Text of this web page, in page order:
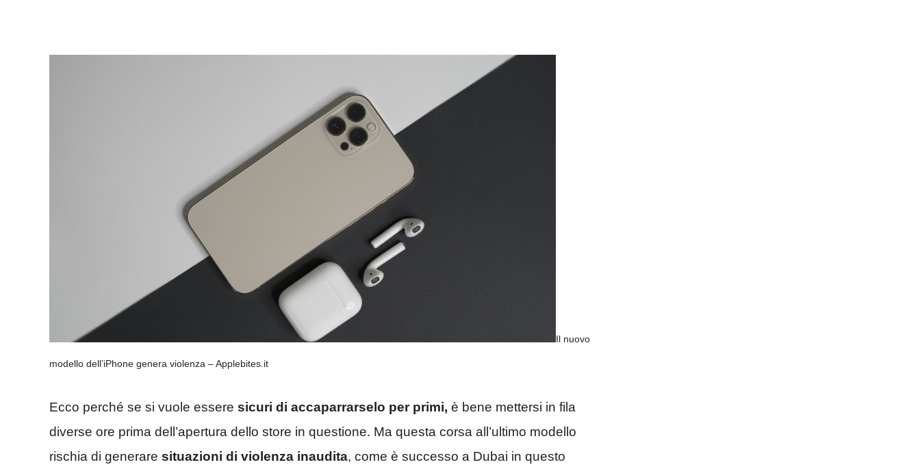
Il nuovo
modello dell’iPhone genera violenza – Applebites.it
Ecco perché se si vuole essere sicuri di accaparrarselo per primi, è bene mettersi in fila
diverse ore prima dell’apertura dello store in questione. Ma questa corsa all’ultimo modello
rischia di generare situazioni di violenza inaudita, come è successo a Dubai in questo